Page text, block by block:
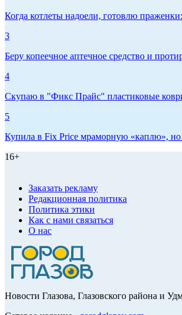
Когда котлеты надоели, готовлю
3
Беру копеечное аптечное средство и
4
Скупаю в "Фикс Прайс" пластиковые
5
Купила в Fix Price мраморную «каплю»,
16+
Заказать рекламу
Редакционная политика
Политика этики
Как с нами связаться
О нас
Новости Глазова, Глазовского района и